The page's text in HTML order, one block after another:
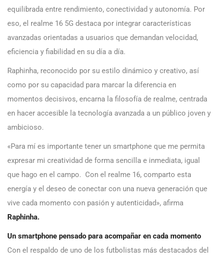
equilibrada entre rendimiento, conectividad y autonomía. Por
eso, el realme 16 5G destaca por integrar características
avanzadas orientadas a usuarios que demandan velocidad,
eficiencia y fiabilidad en su día a día.
Raphinha, reconocido por su estilo dinámico y creativo, así
como por su capacidad para marcar la diferencia en
momentos decisivos, encarna la filosofía de realme, centrada
en hacer accesible la tecnología avanzada a un público joven y
ambicioso.
«Para mí es importante tener un smartphone que me permita
expresar mi creatividad de forma sencilla e inmediata, igual
que hago en el campo. Con el realme 16, comparto esta
energía y el deseo de conectar con una nueva generación que
vive cada momento con pasión y autenticidad», afirma
Raphinha.
Un smartphone pensado para acompañar en cada momento
Con el respaldo de uno de los futbolistas más destacados del